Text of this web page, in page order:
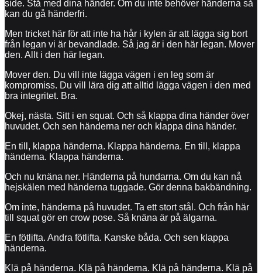
side. Stå med dina händer. Om du inte behöver händerna så
kan du gå händerfri.
Men tricket här för att inte ha hår i kylen är att lägga sig bort
från legan vi är bevandlade. Så jag är i den här legan. Mover
den. Allt i den här legan.
Mover den. Du vill inte lägga vägen i en leg som är
kompromiss. Du vill lära dig att alltid lägga vägen i den med
bra integritet. Bra.
Okej, nästa. Sitt i en squat. Och så klappa dina händer över
huvudet. Och sen händerna ner och klappa dina händer.
En till, klappa händerna. Klappa händerna. En till, klappa
händerna. Klappa händerna.
Och nu knäna ner. Händerna på hundarna. Om du kan nå
hejskälen med händerna tuggade. Gör denna bakbändning.
Om inte, händerna på huvudet. Ta ett stort stål. Och från här
till squat gör en crow pose. Så knäna är på älgarna.
En fötlifta. Andra fötlifta. Kanske båda. Och sen klappa
händerna.
Klä på händerna. Klä på händerna. Klä på händerna. Klä på